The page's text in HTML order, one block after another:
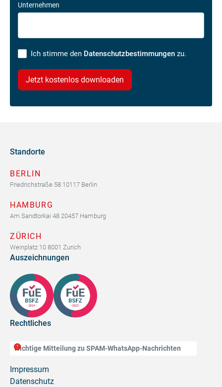
Unternehmen
Ich stimme den Datenschutzbestimmungen zu.
Standorte
BERLIN
Friedrichstraße 58 10117 Berlin
HAMBURG
Am Sandtorkai 48 20457 Hamburg
ZÜRICH
Weinplatz 10 8001 Zurich
Auszeichnungen
Rechtliches
Wichtige Mitteilung zu SPAM-WhatsApp-Nachrichten
Impressum
Datenschutz